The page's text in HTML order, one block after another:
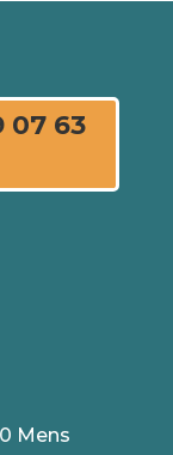
07 63
Mens